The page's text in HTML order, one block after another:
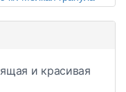
и красивая